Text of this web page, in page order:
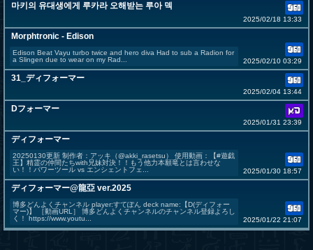
마키의 유대생에게 루카라 오해받는 루아 덱
2025/02/18 13:33
Morphtronic - Edison
Edison Beat Vayu turbo twice and hero diva Had to sub a Radion for
a Slingen due to wear on my Rad...
2025/02/10 03:29
31_ディフォーマー
2025/02/04 13:44
Dフォーマー
2025/01/31 23:39
ディフォーマー
20250130更新 制作者：アッキ（@akki_rasetsu） 使用動画：【#遊戯
王】精霊の仲間たちwith兄妹対決！！もう他力本願竜とは言わせな
い！！パワーツール vs エンシェントフェ...
2025/01/30 18:57
ディフォーマー@龍亞 ver.2025
博多どんよくチャンネル player:すてぽん deck name:【D(ディフォー
マー)】 ［動画URL］ 博多どんよくチャンネルのチャンネル登録よろし
く！ https://www.youtu...
2025/01/22 21:07